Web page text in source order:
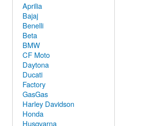
Aprilia
Bajaj
Benelli
Beta
BMW
CF Moto
Daytona
Ducati
Factory
GasGas
Harley Davidson
Honda
Husqvarna